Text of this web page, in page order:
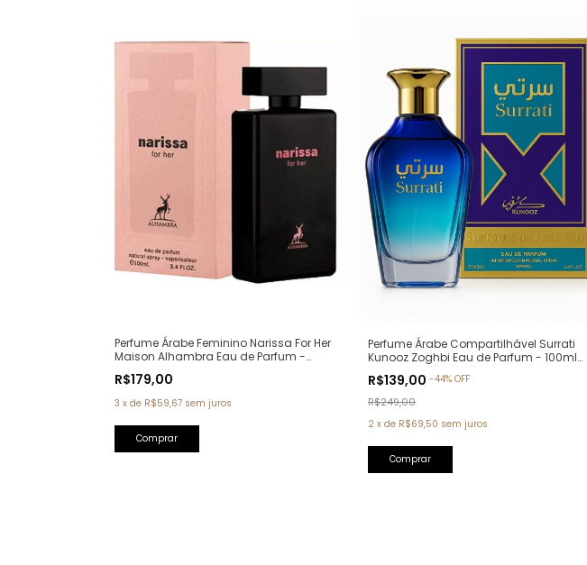
Perfume Árabe Feminino Narissa For Her
Maison Alhambra Eau de Parfum -
For Her)
R$179,00
3 x de R$59,67 sem juros
Perfume Árabe Compartilhável Surrati
Kunooz Zoghbi Eau de Parfum - 100ml
R$139,00-44%OFF
R$249,00
2 xde R$69,50 sem juros